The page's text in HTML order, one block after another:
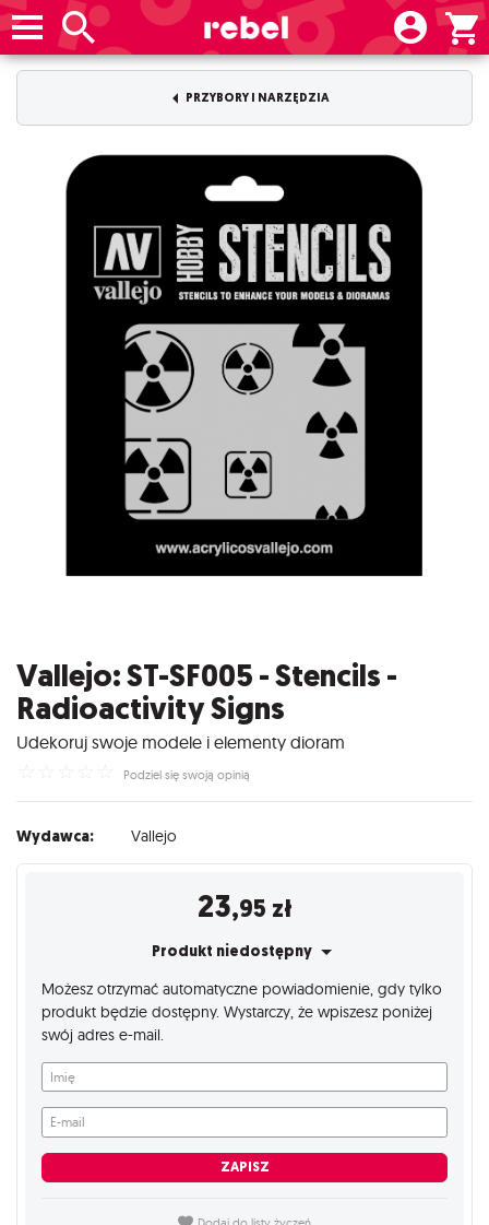
PRZYBORY I NARZĘDZIA
Vallejo: ST-SF005 - Stencils -
Radioactivity Signs
Udekoruj swoje modele i elementy dioram
Podziel się swoją opinią
Wydawca: Vallejo
23,95 zł
Produkt niedostępny
Możesz otrzymać automatyczne powiadomienie, gdy tylko
produkt będzie dostępny. Wystarczy, że wpiszesz poniżej
swój adres e-mail.
Imię
E-mail
ZAPISZ